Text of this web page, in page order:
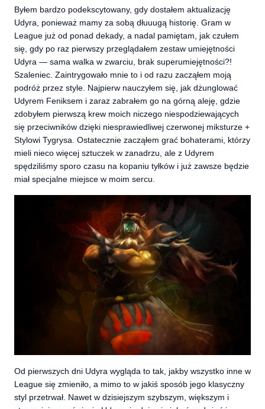
Byłem bardzo podekscytowany, gdy dostałem aktualizację
Udyra, ponieważ mamy za sobą dłuuugą historię. Gram w
League już od ponad dekady, a nadal pamiętam, jak czułem
się, gdy po raz pierwszy przeglądałem zestaw umiejętności
Udyra — sama walka w zwarciu, brak superumiejętności?!
Szaleniec. Zaintrygowało mnie to i od razu zacząłem moją
podróż przez style. Najpierw nauczyłem się, jak dżunglować
Udyrem Feniksem i zaraz zabrałem go na górną aleję, gdzie
zdobyłem pierwszą krew moich niczego niespodziewających
się przeciwników dzięki niesprawiedliwej czerwonej miksturze +
Stylowi Tygrysa. Ostatecznie zacząłem grać bohaterami, którzy
mieli nieco więcej sztuczek w zanadrzu, ale z Udyrem
spędziliśmy sporo czasu na kopaniu tyłków i już zawsze będzie
miał specjalne miejsce w moim sercu.
Od pierwszych dni Udyra wygląda to tak, jakby wszystko inne w
League się zmieniło, a mimo to w jakiś sposób jego klasyczny
styl przetrwał. Nawet w dzisiejszym szybszym, większym i